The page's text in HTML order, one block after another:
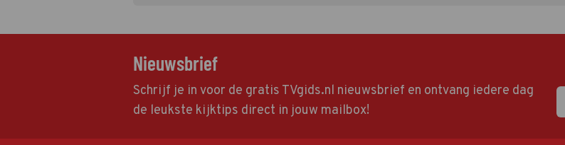
Nieuwsbrief
Schrijf je in voor de gratis TVgids.nl nieuwsbrief en ontvang iedere dag
de leukste kijktips direct in jouw mailbox!